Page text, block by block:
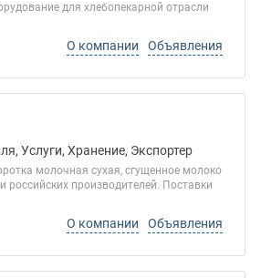
для хлебопекарной отрасли
О компании Объявления
Услуги, Хранение, Экспортер
молочная сухая, сгущенное молоко
российских производителей. Поставки
О компании Объявления